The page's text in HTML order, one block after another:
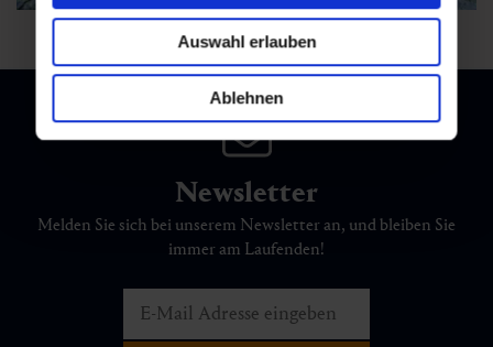
Auswahl erlauben
Ablehnen
Newsletter
Melden Sie sich bei unserem Newsletter an, und bleiben Sie
immer am Laufenden!